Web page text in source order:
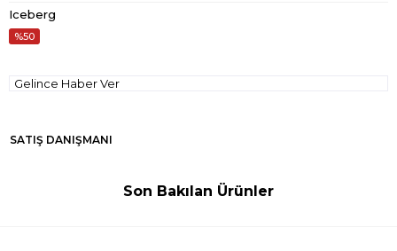
Iceberg
50
Gelince Haber Ver
SATIŞ DANIŞMANI
Son Bakılan Ürünler